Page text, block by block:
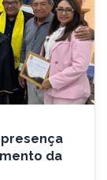
presença
da